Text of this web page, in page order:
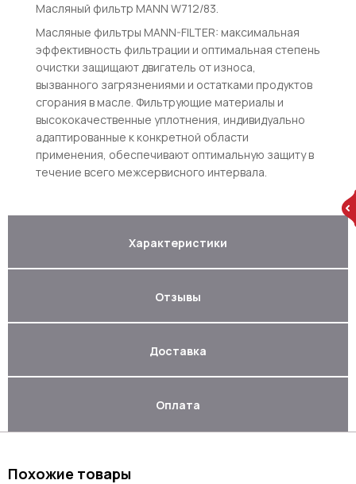
Масляный фильтр MANN W712/83.
Масляные фильтры MANN-FILTER: максимальная
эффективность фильтрации и оптимальная степень
очистки защищают двигатель от износа,
вызванного загрязнениями и остатками продуктов
сгорания в масле. Фильтрующие материалы и
высококачественные уплотнения, индивидуально
адаптированные к конкретной области
применения, обеспечивают оптимальную защиту в
течение всего межсервисного интервала.
Характеристики
Отзывы
Доставка
Оплата
Похожие товары